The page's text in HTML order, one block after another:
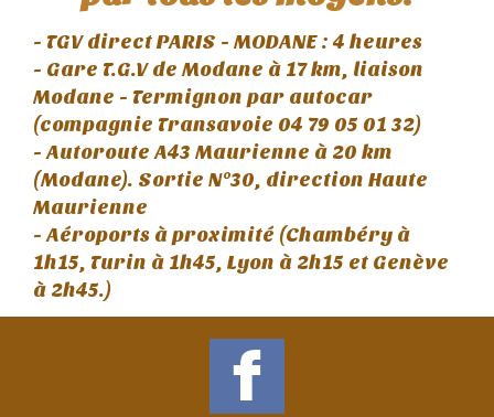
- TGV direct PARIS - MODANE : 4 heures
- Gare T.G.V de Modane à 17 km, liaison
Modane - Termignon par autocar
(compagnie Transavoie 04 79 05 01 32)
- Autoroute A43 Maurienne à 20 km
(Modane). Sortie N°30, direction Haute
Maurienne
- Aéroports à proximité (Chambéry à
1h15, Turin à 1h45, Lyon à 2h15 et Genève
à 2h45.)